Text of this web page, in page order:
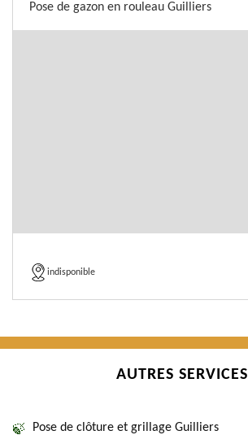
Pose de gazon en rouleau Guilliers
indisponible
AUTRES SERVICES
Pose de clôture et grillage Guilliers